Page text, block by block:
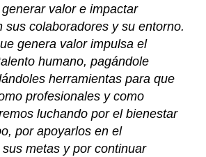
valor e impactar
sus colaboradores y su entorno.
genera valor impulsa el
humano, pagándole
herramientas para que
profesionales y como
luchando por el bienestar
por apoyarlos en el
metas y por continuar